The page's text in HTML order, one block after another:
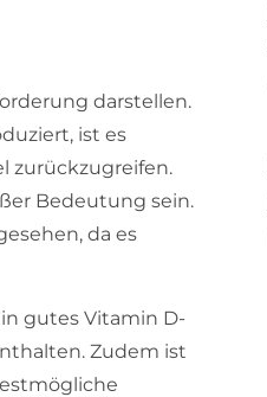
darstellen.
ist es
zurückzugreifen.
Bedeutung sein.
da es
gutes Vitamin D-
Zudem ist